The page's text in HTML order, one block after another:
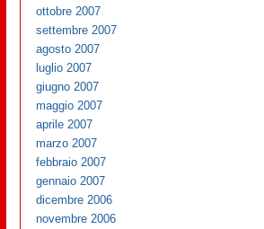
ottobre 2007
settembre 2007
agosto 2007
luglio 2007
giugno 2007
maggio 2007
aprile 2007
marzo 2007
febbraio 2007
gennaio 2007
dicembre 2006
novembre 2006